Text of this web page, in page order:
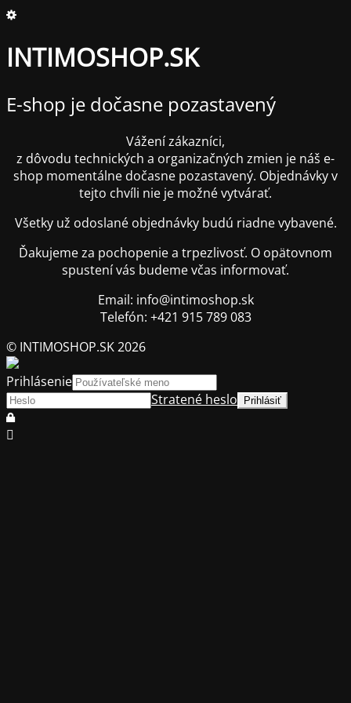
INTIMOSHOP.SK
E-shop je dočasne pozastavený
Vážení zákazníci,
z dôvodu technických a organizačných zmien je náš e-
shop momentálne dočasne pozastavený. Objednávky v
tejto chvíli nie je možné vytvárať.
Všetky už odoslané objednávky budú riadne vybavené.
Ďakujeme za pochopenie a trpezlivosť. O opätovnom
spustení vás budeme včas informovať.
Email: info@intimoshop.sk
Telefón: +421 915 789 083
© INTIMOSHOP.SK 2026
Prihlásenie
Stratené heslo